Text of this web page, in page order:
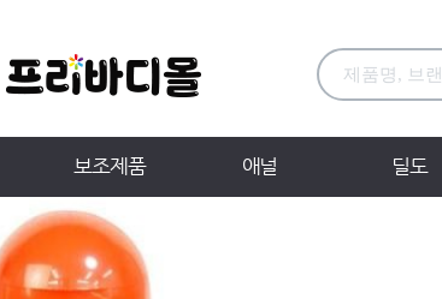
보조제품 애널 딜도